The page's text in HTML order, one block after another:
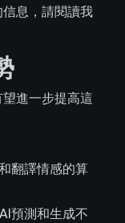
息，請閱讀我
進一步提高這
翻譯情感的算
預測和生成不